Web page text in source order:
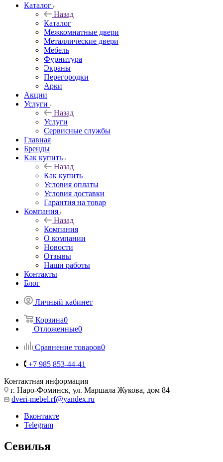
Каталог
Назад
Каталог
Межкомнатные двери
Металлические двери
Мебель
Фурнитура
Экраны
Перегородки
Арки
Акции
Услуги
Назад
Услуги
Сервисные службы
Главная
Бренды
Как купить
Назад
Как купить
Условия оплаты
Условия доставки
Гарантия на товар
Компания
Назад
Компания
О компании
Новости
Отзывы
Наши работы
Контакты
Блог
Личный кабинет
Корзина0
Отложенные0
Сравнение товаров0
+7 985 853-44-41
Контактная информация
г. Наро-Фоминск, ул. Маршала Жукова, дом 84
dveri-mebel.rf@yandex.ru
Вконтакте
Telegram
Севилья